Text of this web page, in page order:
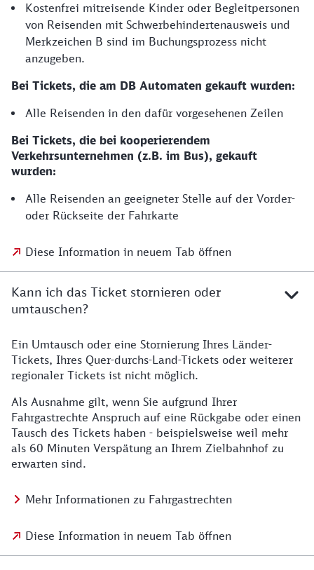
Kostenfrei mitreisende Kinder oder Begleitpersonen
von Reisenden mit Schwerbehindertenausweis und
Merkzeichen B sind im Buchungsprozess nicht
anzugeben.
Bei Tickets, die am DB Automaten gekauft wurden:
Alle Reisenden in den dafür vorgesehenen Zeilen
Bei Tickets, die bei kooperierendem
Verkehrsunternehmen (z.B. im Bus), gekauft
wurden:
Alle Reisenden an geeigneter Stelle auf der Vorder-
oder Rückseite der Fahrkarte
Diese Information in neuem Tab öffnen
Kann ich das Ticket stornieren oder
umtauschen?
Ein Umtausch oder eine Stornierung Ihres Länder-
Tickets, Ihres Quer-durchs-Land-Tickets oder weiterer
regionaler Tickets ist nicht möglich.
Als Ausnahme gilt, wenn Sie aufgrund Ihrer
Fahrgastrechte Anspruch auf eine Rückgabe oder einen
Tausch des Tickets haben - beispielsweise weil mehr
als 60 Minuten Verspätung an Ihrem Zielbahnhof zu
erwarten sind.
Mehr Informationen zu Fahrgastrechten
Diese Information in neuem Tab öffnen